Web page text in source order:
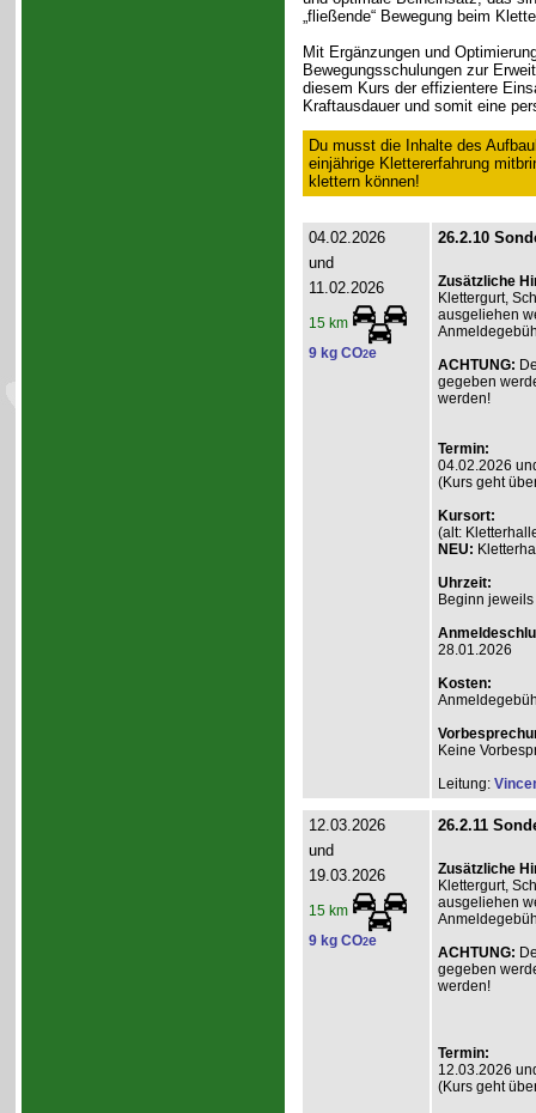
„fließende“ Bewegung beim
Mit Ergänzungen und
Bewegungsschulungen zur
diesem Kurs der effizientere
Kraftausdauer und somit eine
Du musst die Inhalte des
einjährige Klettererfahrung
klettern können!
04.02.2026
und
11.02.2026
15 km
9 kg CO2e
26.2.10
Zusätzliche
Klettergurt,
ausgeliehen
ACHTUNG:
gegeben
werden!
Termin:
04.02.2026
(Kurs geht
Kursort:
(alt:
NEU:
Uhrzeit:
Beginn
28.01.2026
Kosten:
Keine
Leitung:
12.03.2026
und
19.03.2026
15 km
9 kg CO2e
26.2.11
Zusätzliche
Klettergurt,
ausgeliehen
ACHTUNG:
gegeben
werden!
Termin:
12.03.2026
(Kurs geht